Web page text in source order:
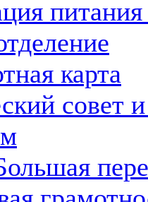
карта
совет